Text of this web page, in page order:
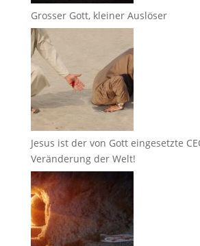
Grosser Gott, kleiner Auslöser
Jesus ist der von Gott eingesetzte
Veränderung der Welt!